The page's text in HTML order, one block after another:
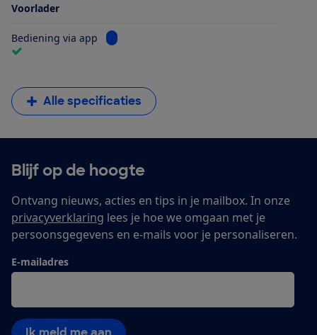
Voorlader
Bediening via app Bekijk informatie voor Bediening via app
Alle specificaties
Blijf op de hoogte
Ontvang nieuws, acties en tips in je mailbox. In onze
privacyverklaring lees je hoe we omgaan met je
persoonsgegevens en e-mails voor je personaliseren.
E-mailadres